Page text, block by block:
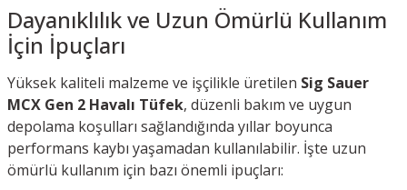
Dayanıklılık ve Uzun Ömürlü Kullanım
İçin İpuçları
Yüksek kaliteli malzeme ve işçilikle üretilen Sig Sauer
MCX Gen 2 Havalı Tüfek, düzenli bakım ve uygun
depolama koşulları sağlandığında yıllar boyunca
performans kaybı yaşamadan kullanılabilir. İşte uzun
ömürlü kullanım için bazı önemli ipuçları: